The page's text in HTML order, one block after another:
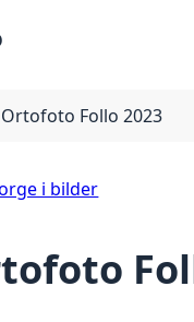
Ortofoto Follo 2023
i bilder